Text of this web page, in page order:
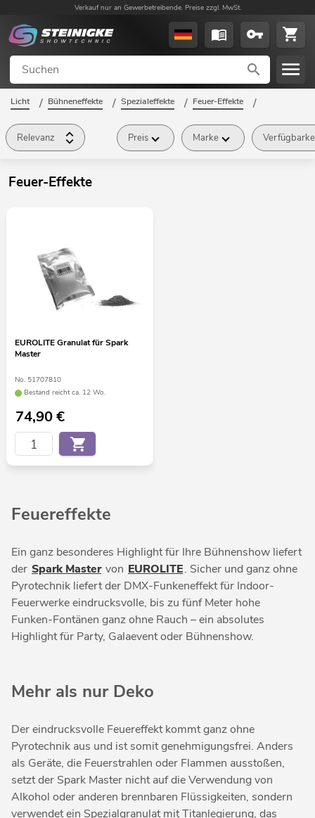
Verkauf nur an Gewerbetreibende. Preise zzgl. MwSt.
Licht / Bühneneffekte / Spezialeffekte / Feuer-Effekte /
Relevanz Preis Marke
Feuer-Effekte
EUROLITE Granulat für Spark
Master
No. 51707810
Bestand reicht ca. 12 Wo.
74,90€
Feuereffekte
Ein ganz besonderes Highlight für Ihre Bühnenshow liefert
der Spark Master von EUROLITE. Sicher und ganz ohne
Pyrotechnik liefert der DMX-Funkeneffekt für Indoor-
Feuerwerke eindrucksvolle, bis zu fünf Meter hohe
Funken-Fontänen ganz ohne Rauch – ein absolutes
Highlight für Party, Galaevent oder Bühnenshow.
Mehr als nur Deko
Der eindrucksvolle Feuereffekt kommt ganz ohne
Pyrotechnik aus und ist somit genehmigungsfrei. Anders
als Geräte, die Feuerstrahlen oder Flammen ausstoßen,
setzt der Spark Master nicht auf die Verwendung von
Alkohol oder anderen brennbaren Flüssigkeiten, sondern
verwendet ein Spezialgranulat mit Titanlegierung, das